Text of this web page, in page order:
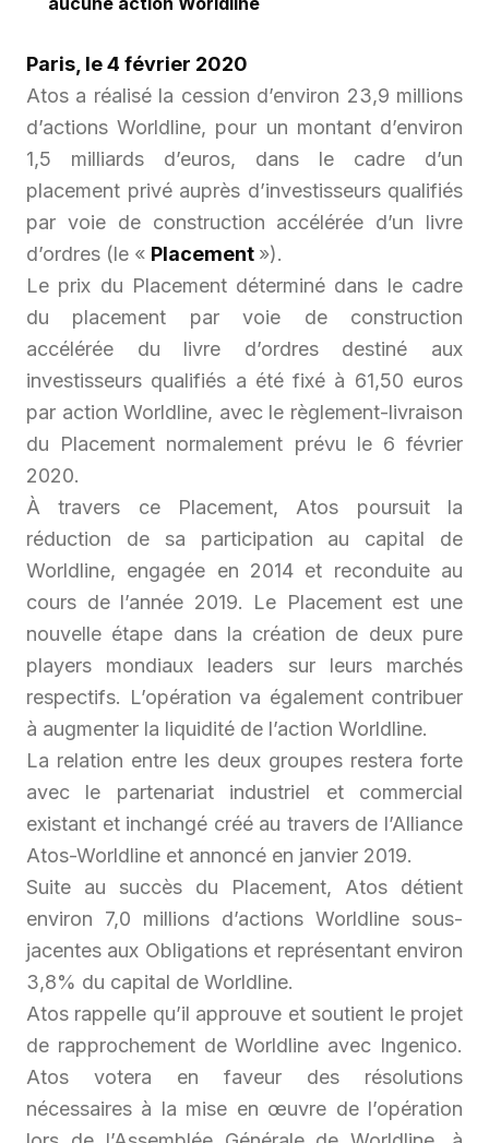
Paris, le 4 février 2020
Atos a réalisé la cession d’environ 23,9 millions
d’actions Worldline, pour un montant d’environ
1,5 milliards d’euros, dans le cadre d’un
placement privé auprès d’investisseurs qualifiés
par voie de construction accélérée d’un livre
d’ordres (le « Placement »).
Le prix du Placement déterminé dans le cadre
du placement par voie de construction
accélérée du livre d’ordres destiné aux
investisseurs qualifiés a été fixé à 61,50 euros
par action Worldline, avec le règlement-livraison
du Placement normalement prévu le 6 février
2020.
À travers ce Placement, Atos poursuit la
réduction de sa participation au capital de
Worldline, engagée en 2014 et reconduite au
cours de l’année 2019. Le Placement est une
nouvelle étape dans la création de deux pure
players mondiaux leaders sur leurs marchés
respectifs. L’opération va également contribuer
à augmenter la liquidité de l’action Worldline.
La relation entre les deux groupes restera forte
avec le partenariat industriel et commercial
existant et inchangé créé au travers de l’Alliance
Atos-Worldline et annoncé en janvier 2019.
Suite au succès du Placement, Atos détient
environ 7,0 millions d’actions Worldline sous-
jacentes aux Obligations et représentant environ
3,8% du capital de Worldline.
Atos rappelle qu’il approuve et soutient le projet
de rapprochement de Worldline avec Ingenico.
Atos votera en faveur des résolutions
nécessaires à la mise en œuvre de l’opération